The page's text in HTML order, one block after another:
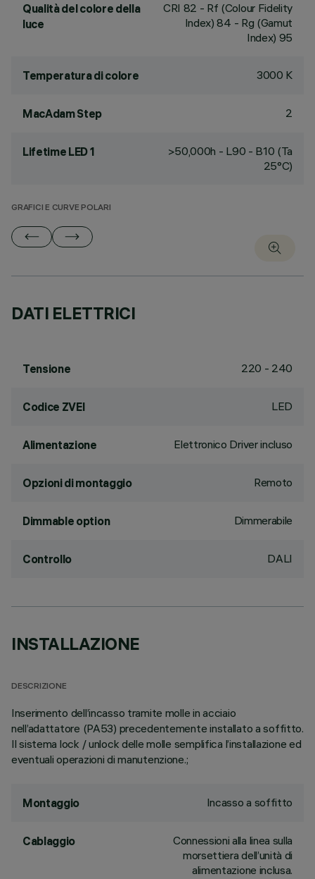
Qualità del colore della
luce
CRI 82 - Rf (Colour Fidelity
Index) 84 - Rg (Gamut
Index) 95
Temperatura di colore 3000 K
MacAdam Step 2
Lifetime LED 1
>50,000h - L90 - B10 (Ta
25°C)
GRAFICI E CURVE POLARI
DATI ELETTRICI
Tensione 220 - 240
Codice ZVEI LED
Alimentazione Elettronico Driver incluso
Opzioni di montaggio Remoto
Dimmable option Dimmerabile
Controllo DALI
INSTALLAZIONE
DESCRIZIONE
Inserimento dell’incasso tramite molle in acciaio
nell’adattatore (PA53) precedentemente installato a soffitto.
Il sistema lock / unlock delle molle semplifica l’installazione ed
eventuali operazioni di manutenzione.;
Montaggio Incasso a soffitto
Cablaggio
Connessioni alla linea sulla
morsettiera dell’unità di
alimentazione inclusa.